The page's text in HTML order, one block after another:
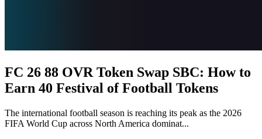
FC 26 88 OVR Token Swap SBC: How to
Earn 40 Festival of Football Tokens
The international football season is reaching its peak as the 2026
FIFA World Cup across North America dominat...